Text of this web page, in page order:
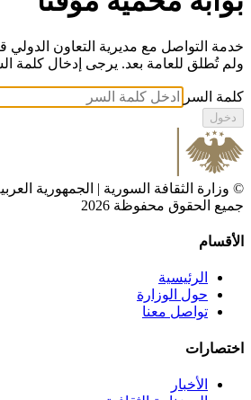
خدمة التواصل مع مديرية التعاون الدولي
ولم تُطلق للعامة بعد. يرجى إدخال كلمة
كلمة السر
دخول
© وزارة الثقافة السورية | الجمهورية
جميع الحقوق محفوظة 2026
الأقسام
الرئيسية
حول الوزارة
تواصل معنا
اختصارات
الأخبار